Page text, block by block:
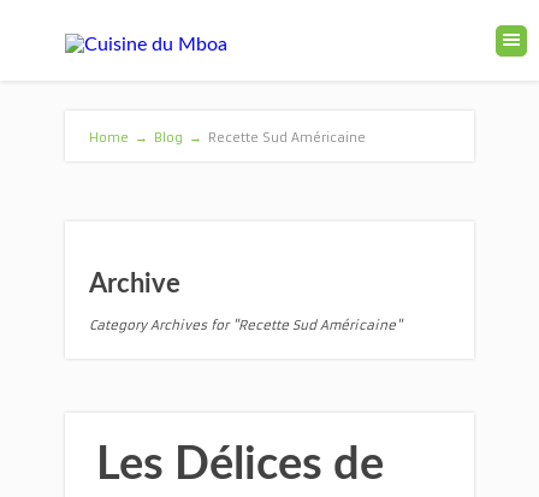
Home → Blog → Recette Sud Américaine
Archive
Category Archives for "Recette Sud Américaine"
Les Délices de